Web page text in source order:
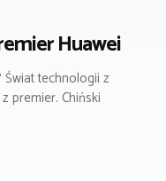
Huawei
technologii z
premier. Chiński